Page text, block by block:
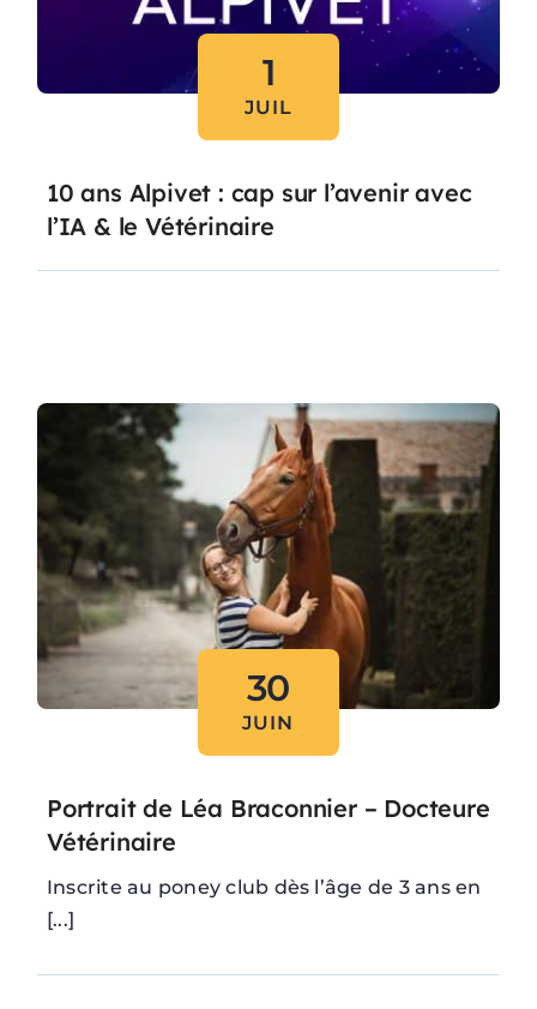
1
JUIL
10 ans Alpivet : cap sur l’avenir avec
l’IA & le Vétérinaire
30
JUIN
Portrait de Léa Braconnier – Docteure
Vétérinaire
Inscrite au poney club dès l’âge de 3 ans en
[...]